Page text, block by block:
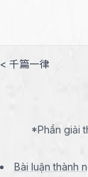
< 千篇一律
*Phần giải
Bài luận thành